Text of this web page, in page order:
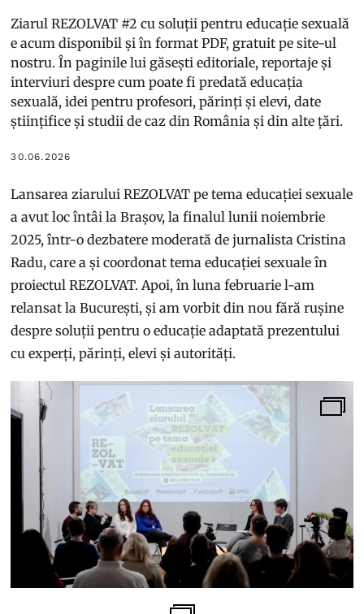
Ziarul REZOLVAT #2 cu soluții pentru educație sexuală
e acum disponibil și în format PDF, gratuit pe site-ul
nostru. În paginile lui găsești editoriale, reportaje și
interviuri despre cum poate fi predată educația
sexuală, idei pentru profesori, părinți și elevi, date
științifice și studii de caz din România și din alte țări.
30.06.2026
Lansarea ziarului REZOLVAT pe tema educației sexuale
a avut loc întâi la Brașov, la finalul lunii noiembrie
2025, într-o dezbatere moderată de jurnalista Cristina
Radu, care a și coordonat tema educației sexuale în
proiectul REZOLVAT. Apoi, în luna februarie l-am
relansat la București, și am vorbit din nou fără rușine
despre soluții pentru o educație adaptată prezentului
cu experți, părinți, elevi și autorități.